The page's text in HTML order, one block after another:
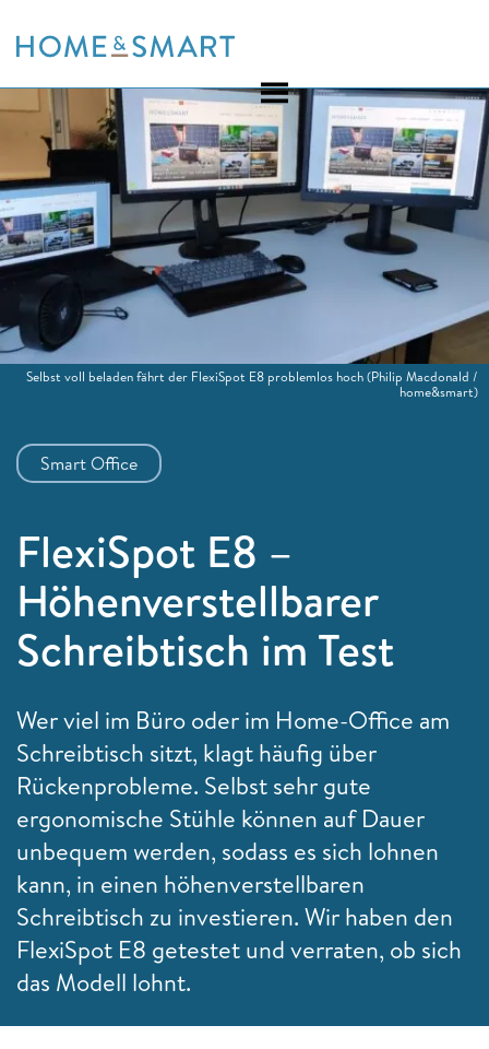
to
Smart Office
FlexiSpot E8 –
Höhenverstellbarer
Schreibtisch im Test
Wer viel im Büro oder im Home-Office am
Schreibtisch sitzt, klagt häufig über
Rückenprobleme. Selbst sehr gute
ergonomische Stühle können auf Dauer
unbequem werden, sodass es sich lohnen
kann, in einen höhenverstellbaren
Schreibtisch zu investieren. Wir haben den
FlexiSpot E8 getestet und verraten, ob sich
das Modell lohnt.
Selbst voll beladen fährt der FlexiSpot E8 problemlos hoch(Philip Macdonald /
home&smart)